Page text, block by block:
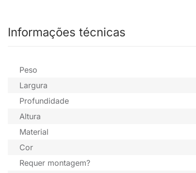
Informações técnicas
Peso
Largura
Profundidade
Altura
Material
Cor
Requer montagem?